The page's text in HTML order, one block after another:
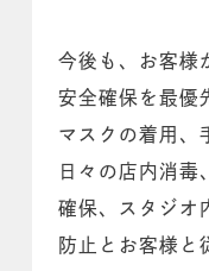
今後も、お客様
安全確保を最優
マスクの着用、
日々の店内消毒
確保、スタジオ
防止とお客様と